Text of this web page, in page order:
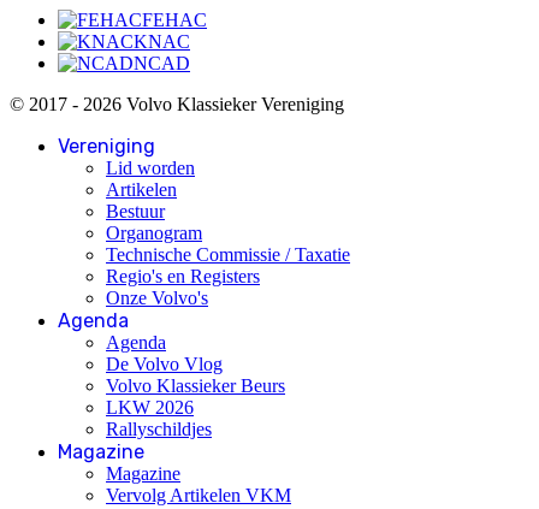
FEHAC
KNAC
NCAD
© 2017 - 2026 Volvo Klassieker Vereniging
Vereniging
Lid worden
Artikelen
Bestuur
Organogram
Technische Commissie / Taxatie
Regio's en Registers
Onze Volvo's
Agenda
Agenda
De Volvo Vlog
Volvo Klassieker Beurs
LKW 2026
Rallyschildjes
Magazine
Magazine
Vervolg Artikelen VKM